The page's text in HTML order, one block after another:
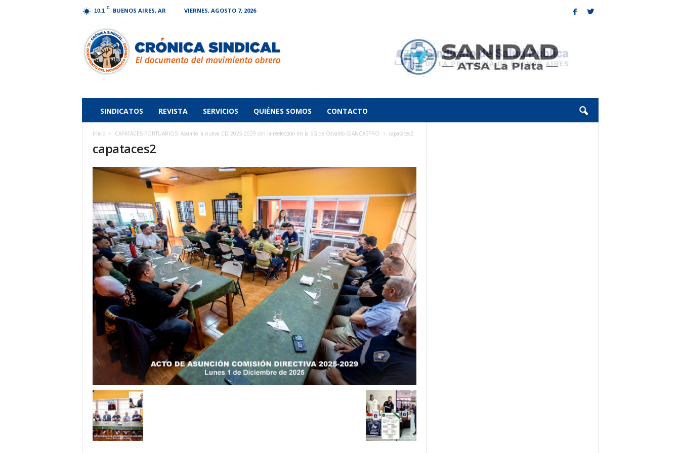
10.1 C BUENOS AIRES, AR VIERNES, AGOSTO 7, 2026
Sindical
SINDICATOS REVISTA SERVICIOS QUIÉNES SOMOS CONTACTO
Inicio CAPATACES PORTUARIOS: Asumió la nueva CD 2025-2029 con la reelección en la SG de Osvaldo GIANCASPRO capataces2
capataces2